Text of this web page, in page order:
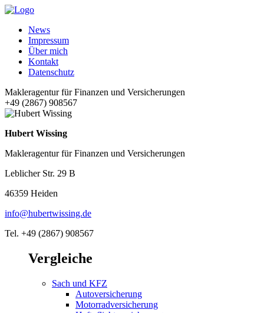
News
Impressum
Über mich
Kontakt
Datenschutz
Makleragentur für Finanzen und Versicherungen
+49 (2867) 908567
Hubert Wissing
Makleragentur für Finanzen und Versicherungen
Leblicher Str. 29 B
46359 Heiden
info@hubertwissing.de
Tel. +49 (2867) 908567
Vergleiche
Sach und KFZ
Autoversicherung
Motorradversicherung